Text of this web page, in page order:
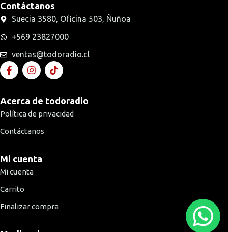
Contáctanos
Suecia 3580, Oficina 503, Ñuñoa
+569 23827000
ventas@todoradio.cl
Acerca de todoradio
Política de privacidad
Contáctanos
Mi cuenta
Mi cuenta
Carrito
Finalizar compra